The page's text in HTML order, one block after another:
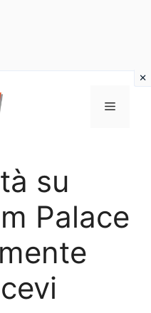
Menu
su
Palace